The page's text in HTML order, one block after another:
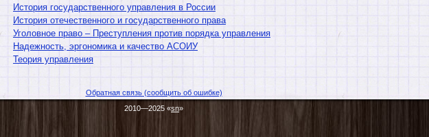
История государственного управления в России
История отечественного и государственного права
Уголовное право – Преступления против порядка управления
Надежность, эргономика и качество АСОИУ
Теория управления
Обратная связь (сообщить об ошибке)
2010—2025 «sn»